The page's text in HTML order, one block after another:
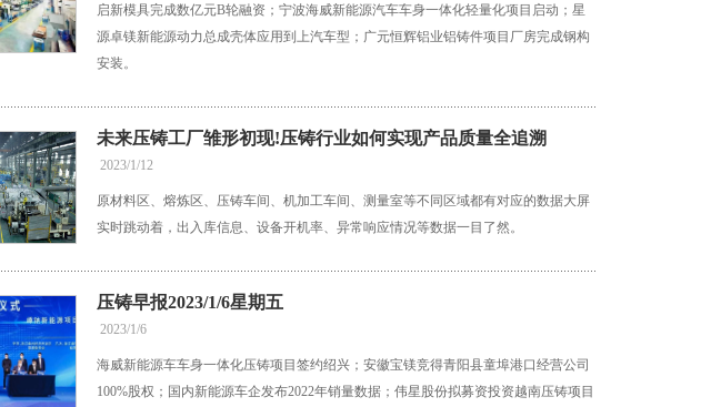
启新模具完成数亿元B轮融资；宁波海威新能源汽车车身一体化轻量化项目启动；星
源卓镁新能源动力总成壳体应用到上汽车型；广元恒辉铝业铝铸件项目厂房完成钢构
安装。
未来压铸工厂雏形初现!压铸行业如何实现产品质量全追溯
2023/1/12
原材料区、熔炼区、压铸车间、机加工车间、测量室等不同区域都有对应的数据大屏
实时跳动着，出入库信息、设备开机率、异常响应情况等数据一目了然。
压铸早报2023/1/6星期五
2023/1/6
海威新能源车车身一体化压铸项目签约绍兴；安徽宝镁竞得青阳县童埠港口经营公司
100%股权；国内新能源车企发布2022年销量数据；伟星股份拟募资投资越南压铸项目